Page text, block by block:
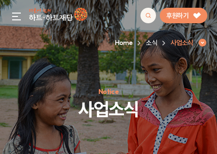
gnb menu open 후원하기
인기 키워드
#정기후원#하트플레이스#캠페인#팬덤후원
Home 소식 사업소식
Notice
사업소식